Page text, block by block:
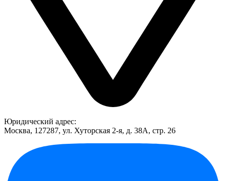
Юридический адрес:
Москва, 127287, ул. Хуторская 2-я, д. 38А, стр. 26